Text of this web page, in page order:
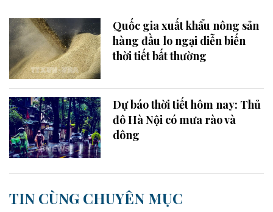
Quốc gia xuất khẩu nông sản
hàng đầu lo ngại diễn biến
thời tiết bất thường
Dự báo thời tiết hôm nay: Thủ
đô Hà Nội có mưa rào và
dông
TIN CÙNG CHUYÊN MỤC